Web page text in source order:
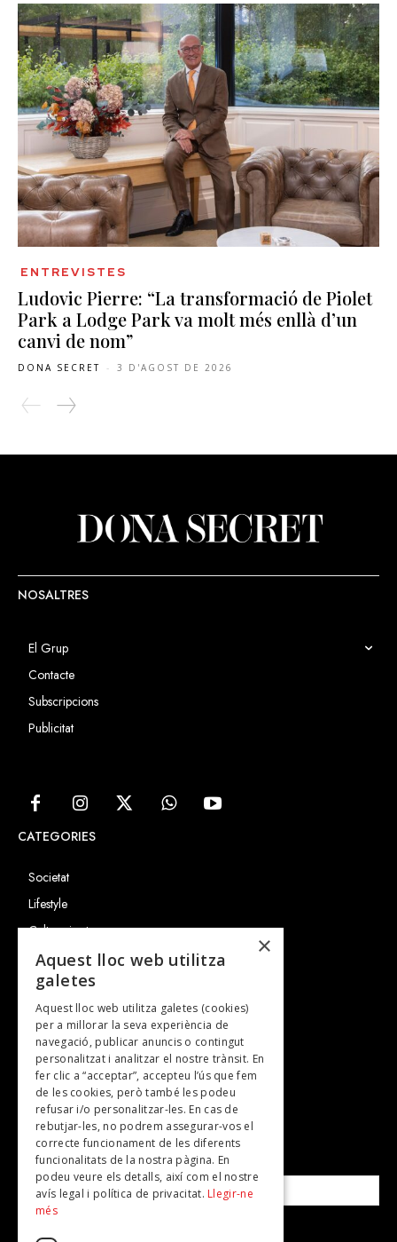
ENTREVISTES
Ludovic Pierre: “La transformació de Piolet
Park a Lodge Park va molt més enllà d’un
canvi de nom”
DONA SECRET - 3 D'AGOST DE 2026
NOSALTRES
El Grup
Contacte
Subscripcions
Publicitat
CATEGORIES
Societat
Lifestyle
Cultura i art
Entrevistes
Gastronomia
TV
Plans per fer
Revistes
SUBSCRIU-TE A LA NOSTRA NEWSLETTER!
Correu electrònic*
×
Aquest lloc web utilitza
galetes
Aquest lloc web utilitza galetes (cookies)
per a millorar la seva experiència de
navegació, publicar anuncis o contingut
personalitzat i analitzar el nostre trànsit. En
fer clic a “acceptar”, accepteu l’ús que fem
de les cookies, però també les podeu
refusar i/o personalitzar-les. En cas de
rebutjar-les, no podrem assegurar-vos el
correcte funcionament de les diferents
funcionalitats de la nostra pàgina. En
podeu veure els detalls, així com el nostre
avís legal i política de privacitat. Llegir-ne
més